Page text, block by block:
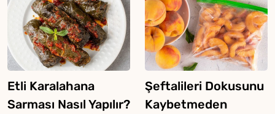
Etli Karalahana
Sarması Nasıl Yapılır?
Şeftalileri Dokusunu
Kaybetmeden